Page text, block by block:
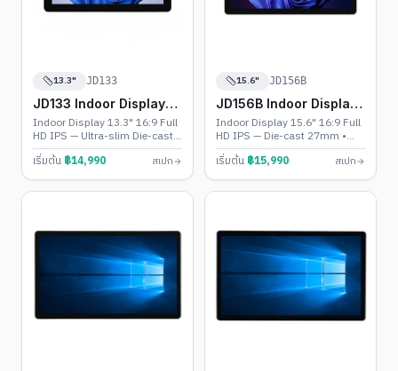
13.3" JD133
JD133 Indoor Display
Touch PC
Indoor Display 13.3" 16:9 Full
HD IPS — Ultra-slim Die-cast
Body • Monitor / Android 11-
13 / Windows 10-11
เริ่มต้น ฿14,990 สเปก
15.6" JD156B
JD156B Indoor Display
Touch PC
Indoor Display 15.6" 16:9 Full
HD IPS — Die-cast 27mm •
Monitor / Android 11-13 /
Windows 10-11 (Intel N100)
เริ่มต้น ฿15,990 สเปก